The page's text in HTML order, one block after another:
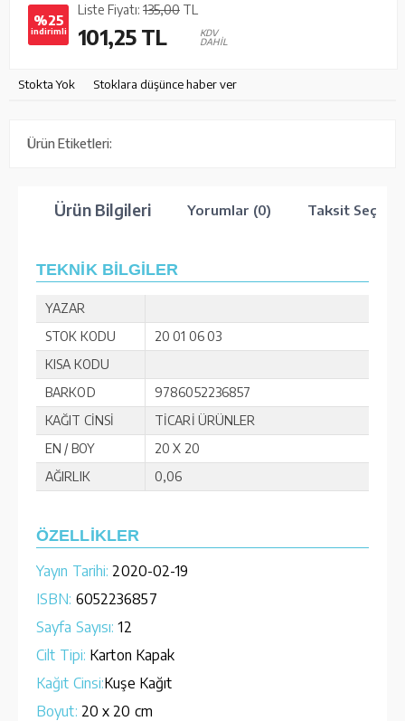
%25
indirimli
Liste Fiyatı: 135,00 TL
101,25TL
KDV
DAHİL
Stokta Yok Stoklara düşünce haber ver
Ürün Etiketleri:
Ürün Bilgileri Yorumlar (0) Taksit
TEKNİK BİLGİLER
YAZAR
STOK KODU
20 01 06 03
KISA KODU
BARKOD
9786052236857
KAĞIT CİNSİ
TİCARİ ÜRÜNLER
EN / BOY
20 X 20
AĞIRLIK
0,06
ÖZELLİKLER
Yayın Tarihi: 2020-02-19
ISBN: 6052236857
Sayfa Sayısı: 12
Cilt Tipi: Karton Kapak
Kağıt Cinsi:Kuşe Kağıt
Boyut: 20 x 20 cm